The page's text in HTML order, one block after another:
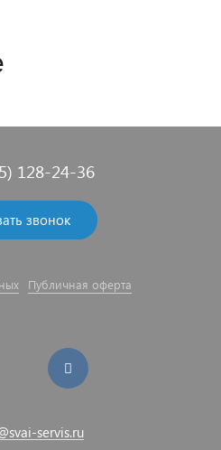
128-24-36
звонок
Публичная оферта
servis.ru